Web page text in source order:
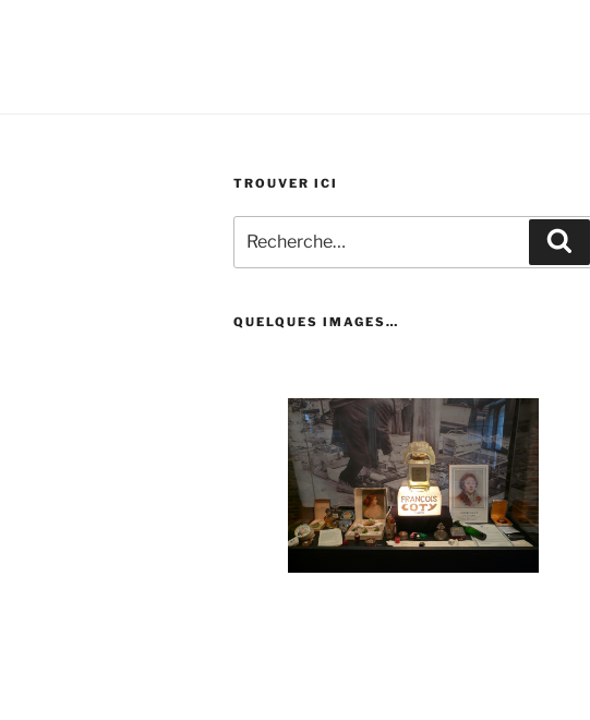
TROUVER ICI
pour
:
QUELQUES IMAGES…